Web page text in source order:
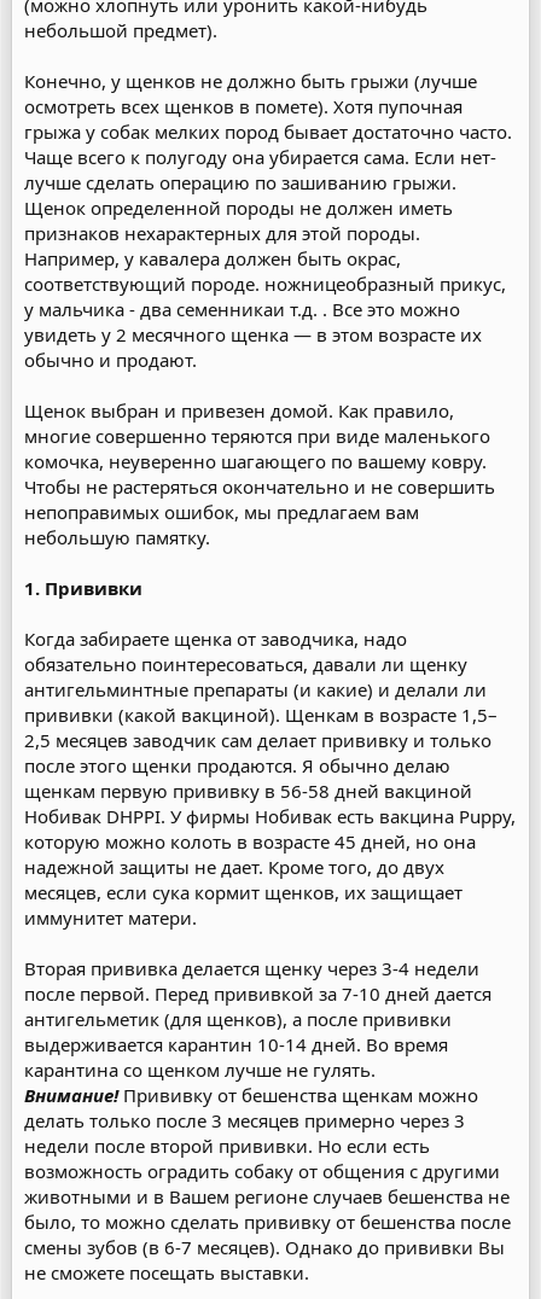
небольшой предмет).
Конечно, у щенков не должно быть грыжи (лучше
осмотреть всех щенков в помете). Хотя пупочная
грыжа у собак мелких пород бывает достаточно часто.
Чаще всего к полугоду она убирается сама. Если нет-
лучше сделать операцию по зашиванию грыжи.
Щенок определенной породы не должен иметь
признаков нехарактерных для этой породы.
Например, у кавалера должен быть окрас,
соответствующий породе. ножницеобразный прикус,
у мальчика - два семенникаи т.д. . Все это можно
увидеть у 2 месячного щенка — в этом возрасте их
обычно и продают.
Щенок выбран и привезен домой. Как правило,
многие совершенно теряются при виде маленького
комочка, неуверенно шагающего по вашему ковру.
Чтобы не растеряться окончательно и не совершить
непоправимых ошибок, мы предлагаем вам
небольшую памятку.
1. Прививки
Когда забираете щенка от заводчика, надо
обязательно поинтересоваться, давали ли щенку
антигельминтные препараты (и какие) и делали ли
прививки (какой вакциной). Щенкам в возрасте 1,5–
2,5 месяцев заводчик сам делает прививку и только
после этого щенки продаются. Я обычно делаю
щенкам первую прививку в 56-58 дней вакциной
Нобивак DHPPI. У фирмы Нобивак есть вакцина Puppy,
которую можно колоть в возрасте 45 дней, но она
надежной защиты не дает. Кроме того, до двух
месяцев, если сука кормит щенков, их защищает
иммунитет матери.
Вторая прививка делается щенку через 3-4 недели
после первой. Перед прививкой за 7-10 дней дается
антигельметик (для щенков), а после прививки
выдерживается карантин 10-14 дней. Во время
карантина со щенком лучше не гулять.
Внимание!Прививку от бешенства щенкам можно
делать только после 3 месяцев примерно через 3
недели после второй прививки. Но если есть
возможность оградить собаку от общения с другими
животными и в Вашем регионе случаев бешенства не
было, то можно сделать прививку от бешенства после
смены зубов (в 6-7 месяцев). Однако до прививки Вы
не сможете посещать выставки.